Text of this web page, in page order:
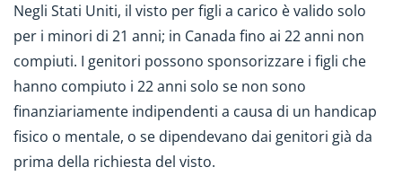
Negli Stati Uniti, il visto per figli a carico è valido solo
per i minori di 21 anni; in Canada fino ai 22 anni non
compiuti. I genitori possono sponsorizzare i figli che
hanno compiuto i 22 anni solo se non sono
finanziariamente indipendenti a causa di un handicap
fisico o mentale, o se dipendevano dai genitori già da
prima della richiesta del visto.